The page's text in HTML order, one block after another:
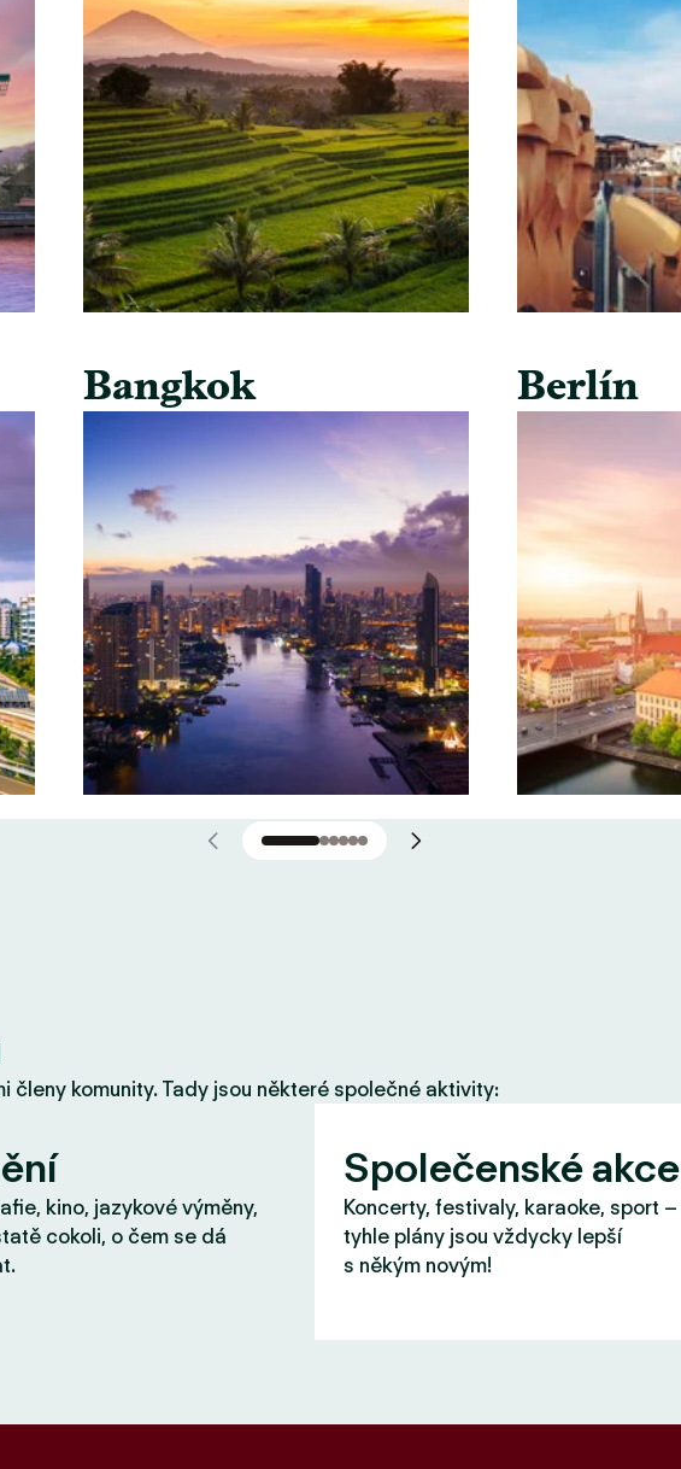
Bangkok Berlín
komunity. Tady jsou některé společné aktivity:
kino, jazykové výměny,
cokoli, o čem se dá
Společenské akce
Koncerty, festivaly, karaoke, sport –
tyhle plány jsou vždycky lepší
s někým novým!